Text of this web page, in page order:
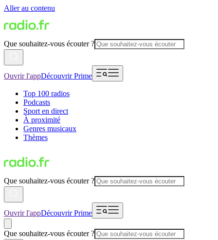
Aller au contenu
Que souhaitez-vous écouter ?
Ouvrir l'appDécouvrir Prime
Top 100 radios
Podcasts
Sport en direct
À proximité
Genres musicaux
Thèmes
Que souhaitez-vous écouter ?
Ouvrir l'appDécouvrir Prime
Que souhaitez-vous écouter ?